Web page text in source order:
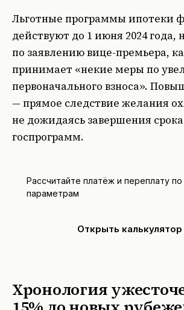
Льготные программы ипотеки
действуют до 1 июня 2024 года,
по заявлению вице-премьера,
принимает «некие меры по
первоначального взноса».
— прямое следствие желания
не дожидаясь завершения
госпрограмм.
Рассчитайте платёж и переплату
параметрам
Открыть
Хронология